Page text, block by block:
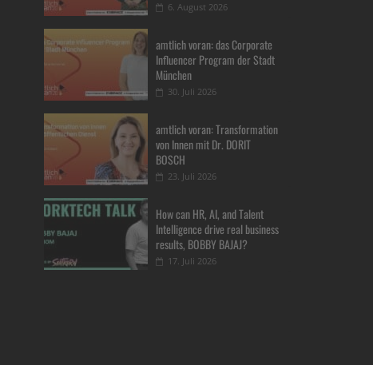
6. August 2026
amtlich voran: das Corporate
Influencer Program der Stadt
München
30. Juli 2026
amtlich voran: Transformation
von Innen mit Dr. DORIT
BOSCH
23. Juli 2026
How can HR, AI, and Talent
Intelligence drive real business
results, BOBBY BAJAJ?
17. Juli 2026